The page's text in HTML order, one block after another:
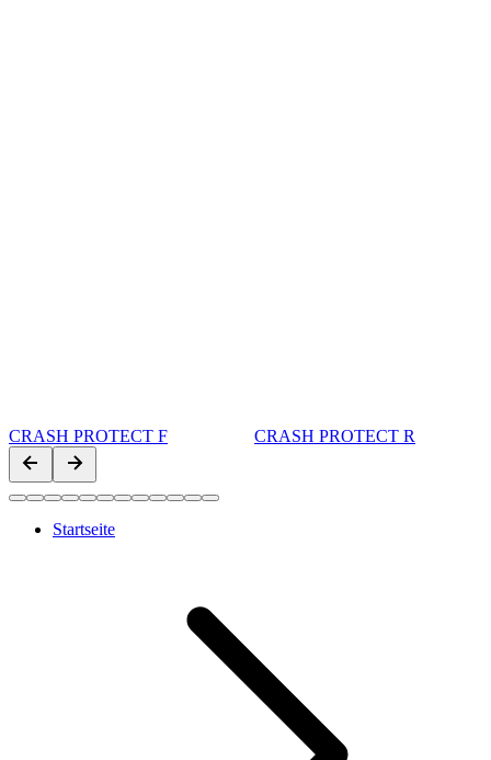
CRASH PROTECT F CRASH PROTECT R
Startseite